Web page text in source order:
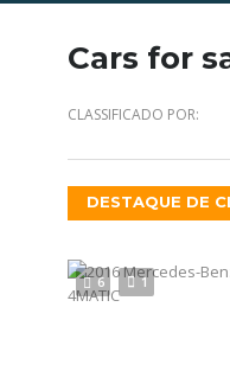
Cars for
CLASSIFICADO POR:
DESTAQUE DE
6 1